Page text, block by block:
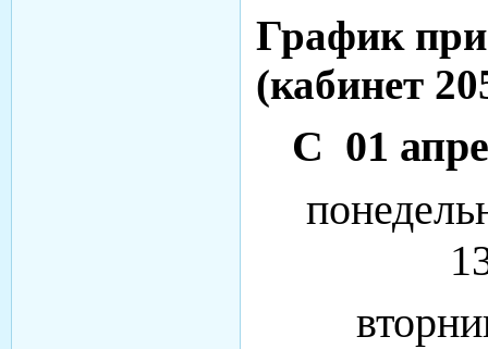
График
(кабинет
С 01